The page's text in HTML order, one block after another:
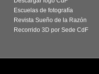
Escuelas de fotografía
Revista Sueño de la Razón
Recorrido 3D por Sede CdF